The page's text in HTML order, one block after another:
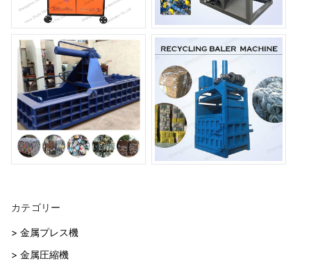
カテゴリー
> 金属プレス機
> 金属圧縮機